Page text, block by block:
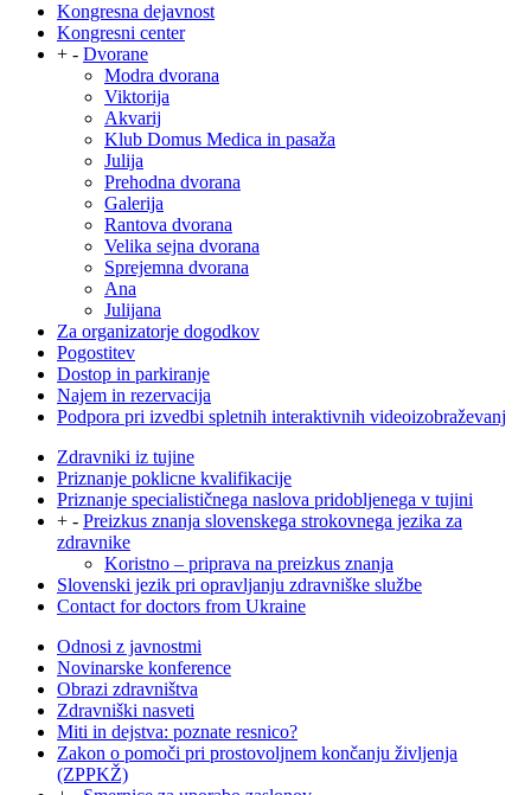
Kongresna dejavnost
Kongresni center
+ - Dvorane
Modra dvorana
Viktorija
Akvarij
Klub Domus Medica in pasaža
Julija
Prehodna dvorana
Galerija
Rantova dvorana
Velika sejna dvorana
Sprejemna dvorana
Ana
Julijana
Za organizatorje dogodkov
Pogostitev
Dostop in parkiranje
Najem in rezervacija
Podpora pri izvedbi spletnih interaktivnih videoizobraževanj
Zdravniki iz tujine
Priznanje poklicne kvalifikacije
Priznanje specialističnega naslova pridobljenega v tujini
+ - Preizkus znanja slovenskega strokovnega jezika za
zdravnike
Koristno – priprava na preizkus znanja
Slovenski jezik pri opravljanju zdravniške službe
Contact for doctors from Ukraine
Odnosi z javnostmi
Novinarske konference
Obrazi zdravništva
Zdravniški nasveti
Miti in dejstva: poznate resnico?
Zakon o pomoči pri prostovoljnem končanju življenja
(ZPPKŽ)